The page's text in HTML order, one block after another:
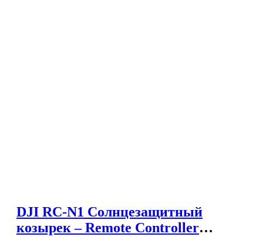
DJI RC-N1 Солнцезащитный
козырек – Remote Controller